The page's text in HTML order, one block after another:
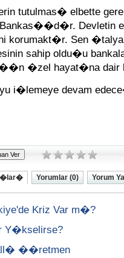
tutulmas� elbette
Bankas��d�r.
korumakt�r. Sen
sahip oldu�u
�zel hayat�na
i�lemeye devam
Yorumlar (0)
Yorum
Kriz Var m�?
Y�kselirse?
��retmen